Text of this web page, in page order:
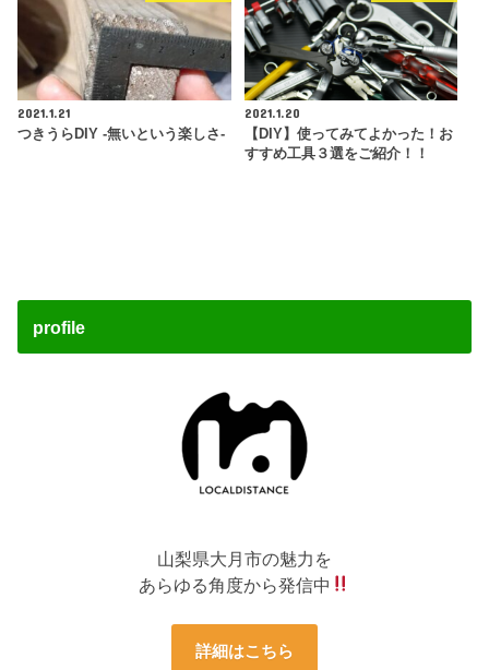
2021.1.21
つきうらDIY -無いという楽しさ-
2021.1.20
【DIY】使ってみてよかった！お
すすめ工具３選をご紹介！！
profile
山梨県大月市の魅力を
あらゆる角度から発信中
詳細はこちら